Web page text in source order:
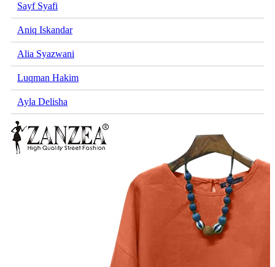
Sayf Syafi
Aniq Iskandar
Alia Syazwani
Luqman Hakim
Ayla Delisha